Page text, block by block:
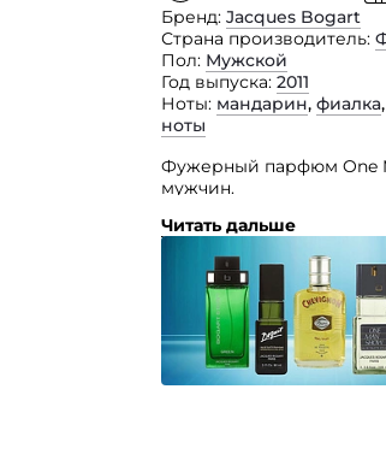
Бренд Jacques Bogart
Страна производитель
Пол Мужской
Год выпуска 2011
Ноты мандарин, фиалка,
ноты
Фужерный парфюм One
мужчин.
Композиция аромата:
ноты, французский
Читать дальше